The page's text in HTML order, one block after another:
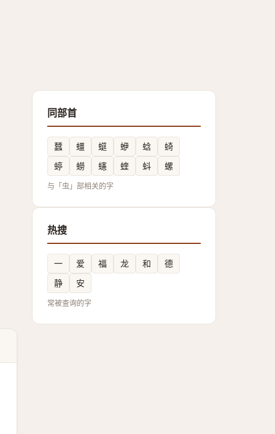
同部首
蠺 䗵 䗴 蛜 蛿
䗁
蝏
蟧 䘆 蝰 蚪 螺
与「虫」部相关的字
热搜
一 爱 福 龙 和
德
静
安
常被查询的字